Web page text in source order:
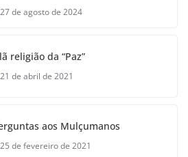
27 de agosto de 2024
religião da “Paz”
21 de abril de 2021
aos Mulçumanos
25 de fevereiro de 2021